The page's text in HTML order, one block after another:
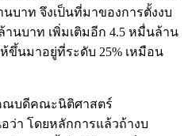
นบาท จึงเป็นที่มาของการตั้งงบ
นบาท เพิ่มเติมอีก 4.5 หมื่นล้าน
ขึ้นมาอยู่ที่ระดับ 25% เหมือน
ณบดีคณะนิติศาสตร์
ว่า โดยหลักการแล้วถ้างบ